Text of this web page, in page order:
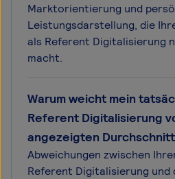
Marktorientierung und
Leistungsdarstellung, die
als Referent Digitalisierung
macht.
Warum weicht mein
Referent Digitalisierung
angezeigten
Abweichungen zwischen
Referent Digitalisierung